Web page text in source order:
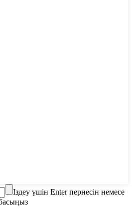
Іздеу үшін Enter пернесін немесе